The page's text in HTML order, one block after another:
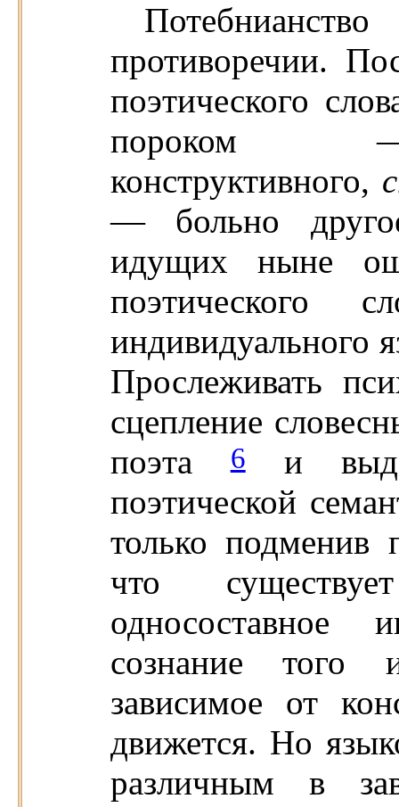
противоречии.
поэтического
пороком —
конструктивного,
— больно
идущих ныне
поэтического
индивидуального
Прослеживать
сцепление
поэта6и
поэтической
только подменив
что
односоставное
сознание того
зависимое от
движется. Но
различным в